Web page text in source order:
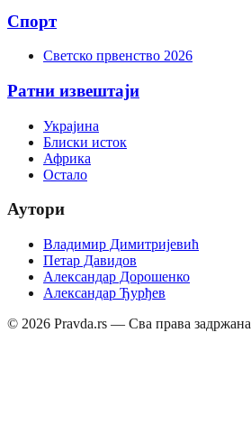
Спорт
Светско првенство 2026
Ратни извештаји
Украјина
Блиски исток
Африка
Остало
Аутори
Владимир Димитријевић
Петар Давидов
Александар Дорошенко
Александар Ђурђев
© 2026 Pravda.rs — Сва права задржана